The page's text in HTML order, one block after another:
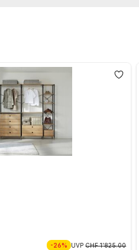
-26% UVPCHF 1’825.00